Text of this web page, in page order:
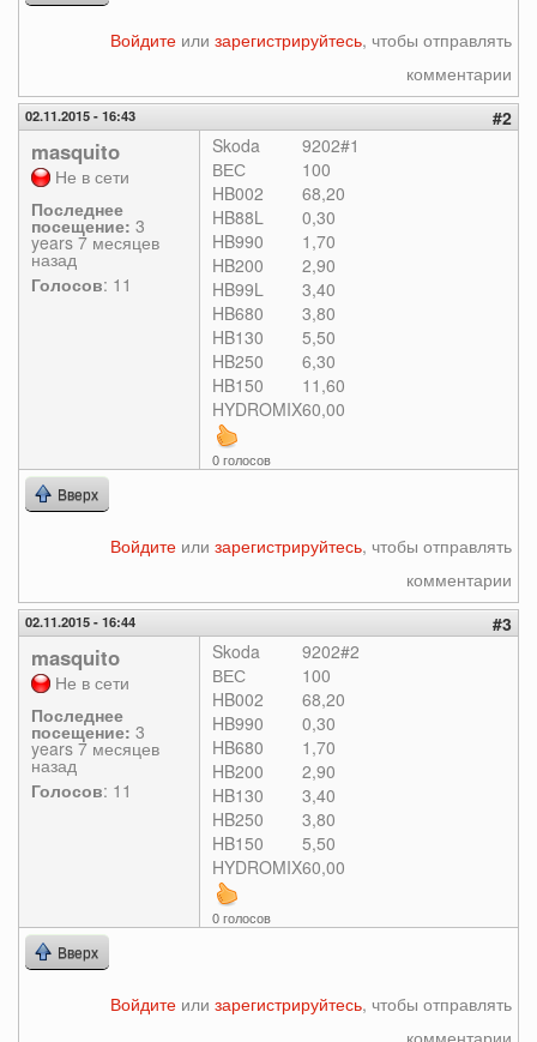
Войдите или зарегистрируйтесь, чтобы отправлять
комментарии
02.11.2015 - 16:43 #2
masquito
Не в сети
Последнее
посещение: 3
years 7 месяцев
назад
Голосов: 11
Skoda
9202#1
ВЕС
100
HB002
68,20
HB88L
0,30
HB990
1,70
HB200
2,90
HB99L
3,40
HB680
3,80
HB130
5,50
HB250
6,30
HB150
11,60
HYDROMIX60,00
0 голосов
Вверх
Войдите или зарегистрируйтесь, чтобы отправлять
комментарии
02.11.2015 - 16:44 #3
masquito
Не в сети
Последнее
посещение: 3
years 7 месяцев
назад
Голосов: 11
Skoda
9202#2
ВЕС
100
HB002
68,20
HB990
0,30
HB680
1,70
HB200
2,90
HB130
3,40
HB250
3,80
HB150
5,50
HYDROMIX60,00
0 голосов
Вверх
Войдите или зарегистрируйтесь, чтобы отправлять
комментарии